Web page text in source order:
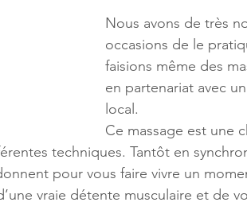
Nous avons de très
occasions de le
faisions même des
en partenariat avec
local.
Ce massage est une
techniques. Tantôt en
pour vous faire vivre un
vraie détente musculaire et de